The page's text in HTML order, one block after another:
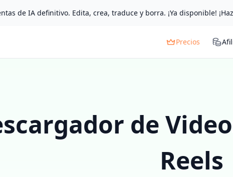
de IA definitivo. Edita, crea, traduce y borra. ¡Ya disponible!
Precios
de
Reels